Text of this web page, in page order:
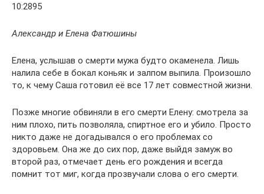
10:2895
Александр и Елена Фатюшины
Елена, услышав о смерти мужа будто окаменела. Лишь
налила себе в бокал коньяк и залпом выпила. Произошло
то, к чему Саша готовил её все 17 лет совместной жизни.
Позже многие обвиняли в его смерти Елену: смотрела за
ним плохо, пить позволяла, спиртное его и убило. Просто
никто даже не догадывался о его проблемах со
здоровьем. Она же до сих пор, даже выйдя замуж во
второй раз, отмечает день его рождения и всегда
помнит тот миг, когда прозвучали слова о его смерти.